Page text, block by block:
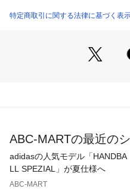
ふくらはぎ幅 (センチ)32 (JP
材: サイクルナイロン50％ ポ
特定商取引に関する法律に基づく表
ABC-MARTの最近の
adidasの人気モデル「HANDBA
LL SPEZIAL」が夏仕様へ
ABC-MART